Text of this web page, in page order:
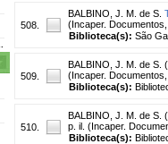
508.
BALBINO, J. M. de S.
(Incaper. Documentos,
Biblioteca(s): São
509.
BALBINO, J. M. de S.
(Incaper. Documentos,
Biblioteca(s):
510.
BALBINO, J. M. de S.
p. il. (Incaper.
Biblioteca(s):